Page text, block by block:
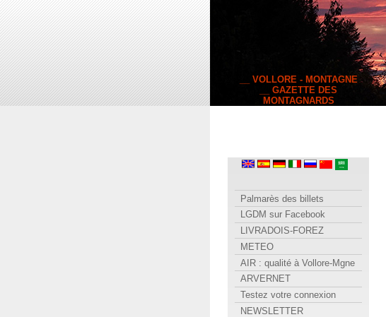
__ VOLLORE - MONTAGNE
__ GAZETTE DES
MONTAGNARDS
Palmarès des billets
LGDM sur Facebook
LIVRADOIS-FOREZ
METEO
AIR : qualité à Vollore-Mgne
ARVERNET
Testez votre connexion
NEWSLETTER